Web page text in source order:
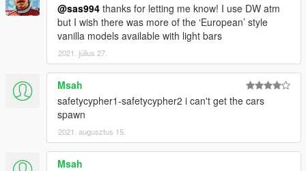
@sas994 thanks for letting me know! I use DW atm
but I wish there was more of the ‘European’ style
vanilla models available with light bars
2021. július 27.
Msah
safetycypher1-safetycypher2 i can't get the cars
spawn
2021. augusztus 15.
Msah